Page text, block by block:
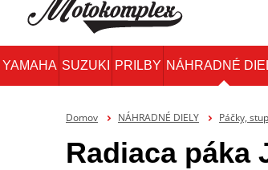
YAMAHA SUZUKI PRILBY NÁHRADNÉ
Domov NÁHRADNÉ DIELY Páčky,
Radiaca páka